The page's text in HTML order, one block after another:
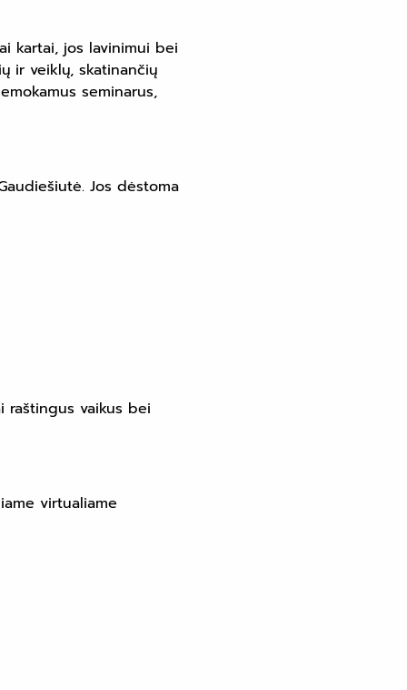
kartai, jos lavinimui bei
ir veiklų, skatinančių
seminarus,
Jos dėstoma
raštingus vaikus bei
virtualiame